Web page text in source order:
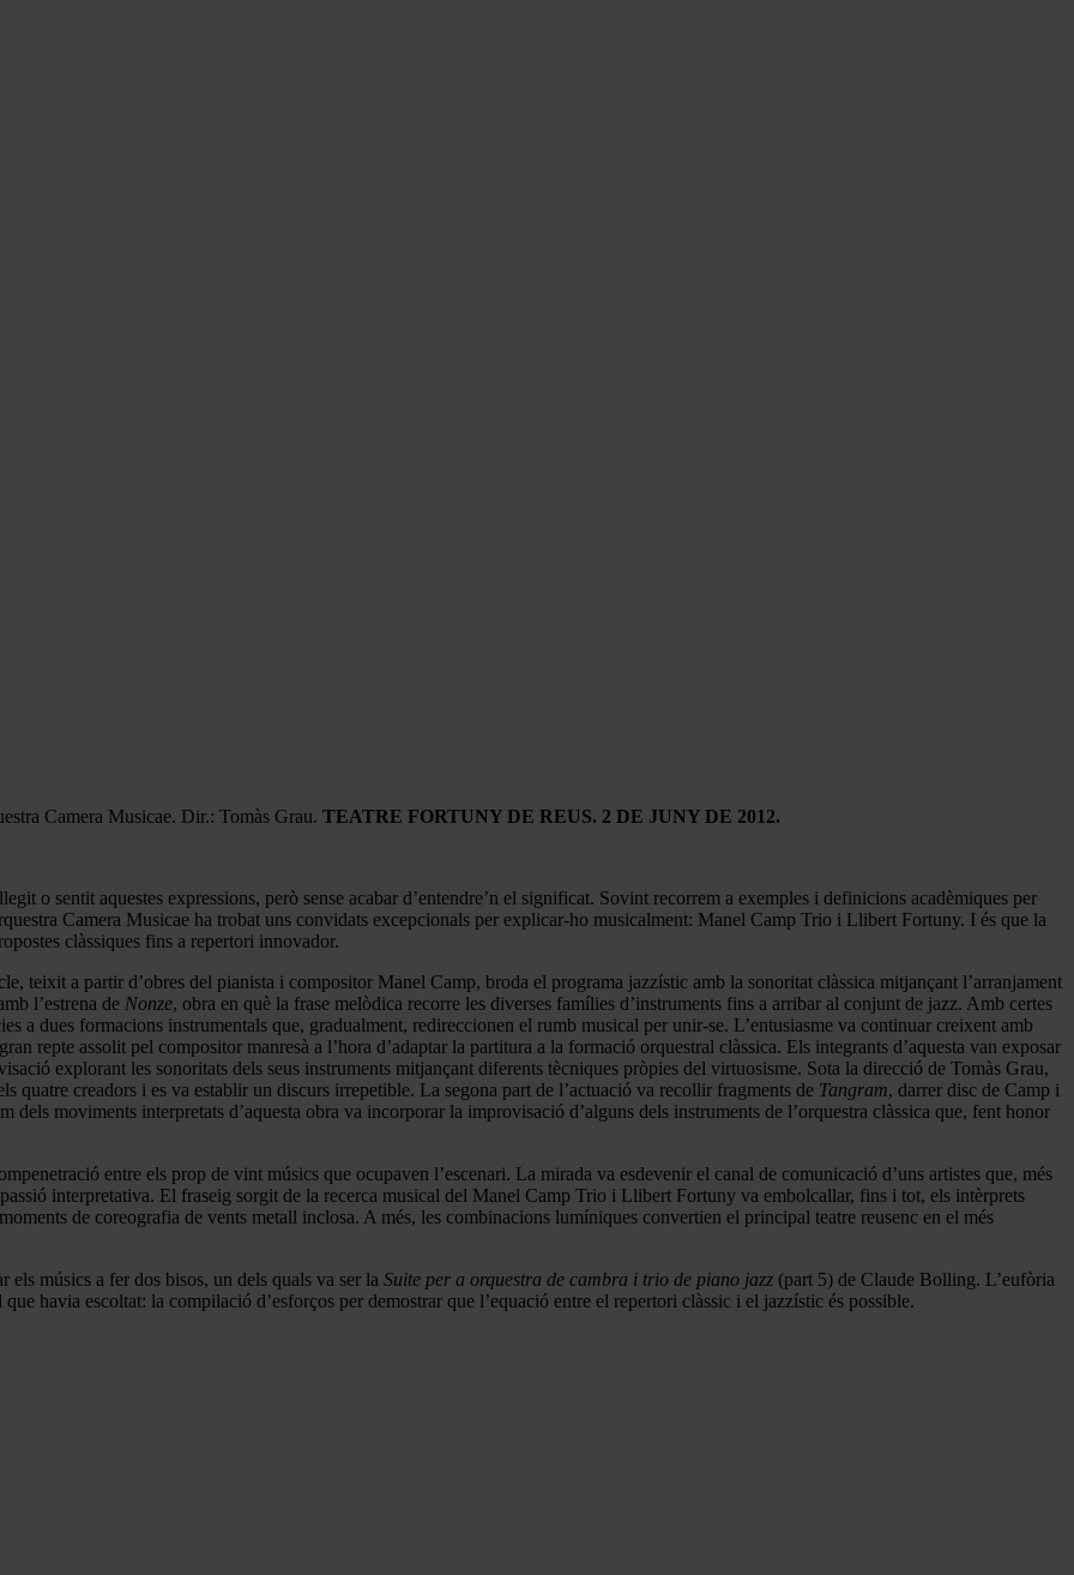
Camera Musicae. Dir.: Tomàs Grau. TEATRE FORTUNY DE REUS. 2 DE JUNY DE 2012.
o sentit aquestes expressions, però sense acabar d’entendre’n el significat. Sovint recorrem a exemples i definicions acadèmiques per
Camera Musicae ha trobat uns convidats excepcionals per explicar-ho musicalment: Manel Camp Trio i Llibert Fortuny. I és que la
clàssiques fins a repertori innovador.
teixit a partir d’obres del pianista i compositor Manel Camp, broda el programa jazzístic amb la sonoritat clàssica mitjançant l’arranjament
l’estrena de Nonze, obra en què la frase melòdica recorre les diverses famílies d’instruments fins a arribar al conjunt de jazz. Amb certes
a dues formacions instrumentals que, gradualment, redireccionen el rumb musical per unir-se. L’entusiasme va continuar creixent amb
repte assolit pel compositor manresà a l’hora d’adaptar la partitura a la formació orquestral clàssica. Els integrants d’aquesta van exposar
explorant les sonoritats dels seus instruments mitjançant diferents tècniques pròpies del virtuosisme. Sota la direcció de Tomàs Grau,
quatre creadors i es va establir un discurs irrepetible. La segona part de l’actuació va recollir fragments de Tangram, darrer disc de Camp i
moviments interpretats d’aquesta obra va incorporar la improvisació d’alguns dels instruments de l’orquestra clàssica que, fent honor
entre els prop de vint músics que ocupaven l’escenari. La mirada va esdevenir el canal de comunicació d’uns artistes que, més
interpretativa. El fraseig sorgit de la recerca musical del Manel Camp Trio i Llibert Fortuny va embolcallar, fins i tot, els intèrprets
de coreografia de vents metall inclosa. A més, les combinacions lumíniques convertien el principal teatre reusenc en el més
músics a fer dos bisos, un dels quals va ser la Suite per a orquestra de cambra i trio de piano jazz (part 5) de Claude Bolling. L’eufòria
havia escoltat: la compilació d’esforços per demostrar que l’equació entre el repertori clàssic i el jazzístic és possible.